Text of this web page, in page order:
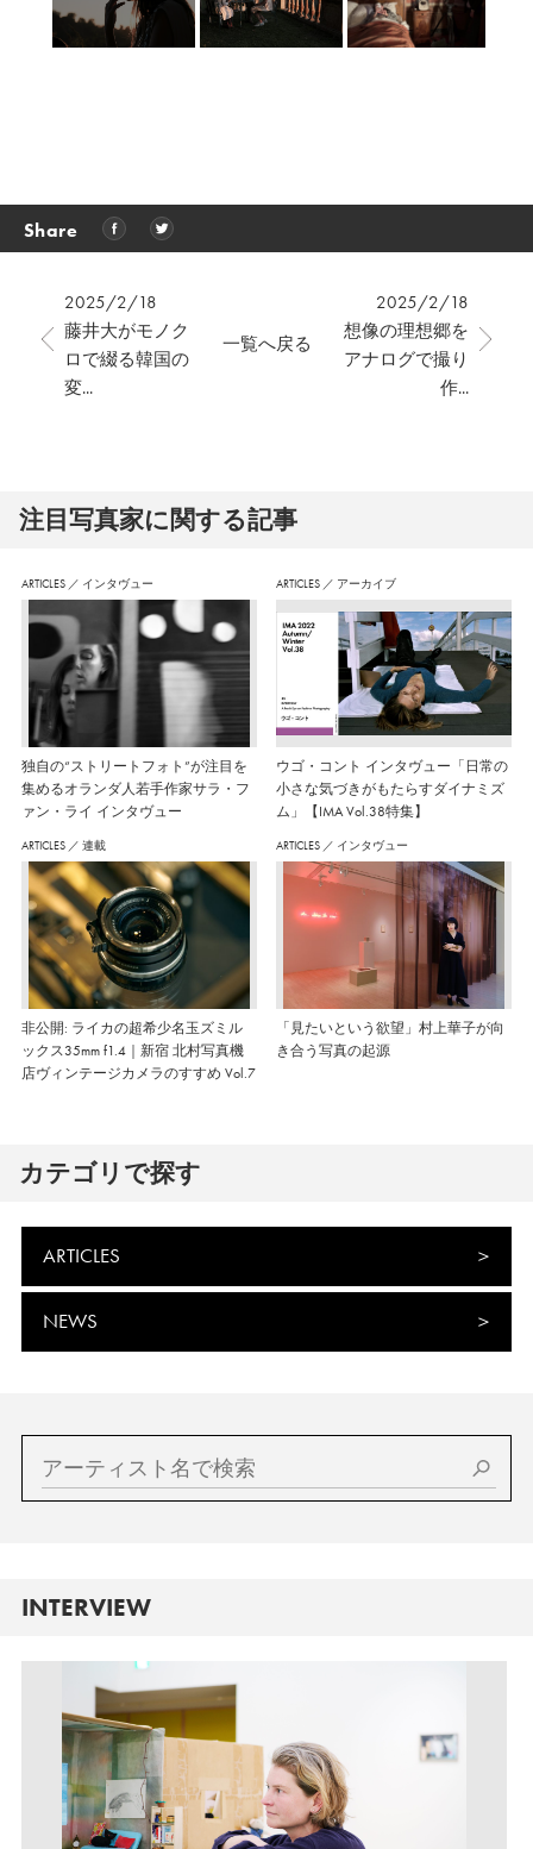
Share
2025/2/18
藤井大がモノク
ロで綴る韓国の
変...
2025/2/18
想像の理想郷を
アナログで撮り
作...
一覧へ戻る
注⽬写真家に関する記事
ARTICLES ／ インタヴュー
独自の“ストリートフォト”が注目を
集めるオランダ人若手作家サラ・フ
ァン・ライ インタヴュー
ARTICLES ／ アーカイブ
ウゴ・コント インタヴュー「日常の
小さな気づきがもたらすダイナミズ
ム」【IMA Vol.38特集】
ARTICLES ／ 連載
非公開: ライカの超希少名玉ズミル
ックス35mm f1.4｜新宿 北村写真機
店ヴィンテージカメラのすすめ Vol.7
ARTICLES ／ インタヴュー
「見たいという欲望」村上華子が向
き合う写真の起源
カテゴリで探す
ARTICLES
NEWS
INTERVIEW